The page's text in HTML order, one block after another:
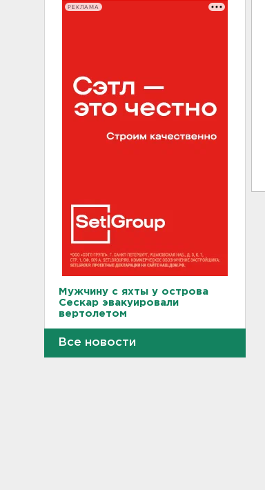
РЕКЛАМА
Мужчину с яхты у острова
Сескар эвакуировали
вертолетом
Все новости